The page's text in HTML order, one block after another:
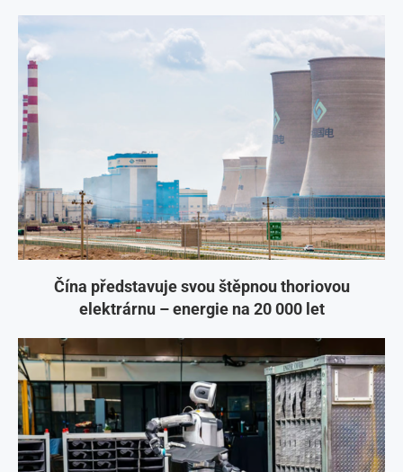
Čína představuje svou štěpnou thoriovou
elektrárnu – energie na 20 000 let